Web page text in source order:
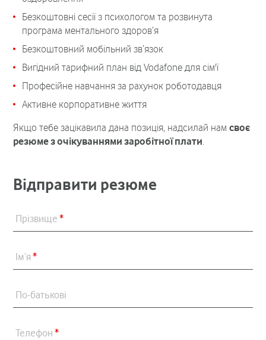
Безкоштовні сесії з психологом та розвинута
програма ментального здоров’я
Безкоштовний мобільний зв’язок
Вигідний тарифний план від Vodafone для сім'ї
Професійне навчання за рахунок роботодавця
Активне корпоративне життя
Якщо тебе зацікавила дана позиція, надсилай нам своє
резюме з очікуваннями заробітної плати.
Відправити резюме
Прізвище *
Ім’я *
По-батькові
Телефон *